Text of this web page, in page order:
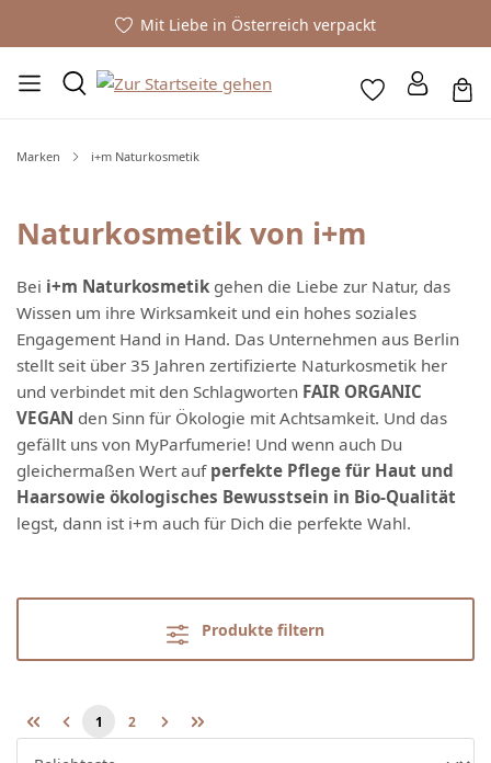
Mit Liebe in Österreich verpackt
Marken i+m Naturkosmetik
Naturkosmetik von i+m
Bei i+m Naturkosmetik gehen die Liebe zur Natur, das
Wissen um ihre Wirksamkeit und ein hohes soziales
Engagement Hand in Hand. Das Unternehmen aus Berlin
stellt seit über 35 Jahren zertifizierte Naturkosmetik her
und verbindet mit den Schlagworten FAIR ORGANIC
VEGAN den Sinn für Ökologie mit Achtsamkeit. Und das
gefällt uns von MyParfumerie! Und wenn auch Du
gleichermaßen Wert auf perfekte Pflege für Haut und
Haarsowie ökologisches Bewusstsein in Bio-Qualität
legst, dann ist i+m auch für Dich die perfekte Wahl.
Produkte filtern
Seite
1
Seite
2